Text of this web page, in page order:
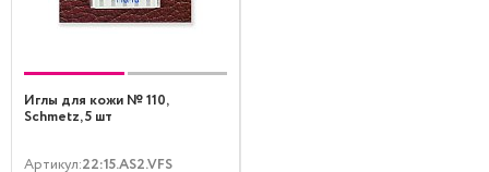
Иглы для кожи № 110,
Schmetz, 5 шт
Артикул:22:15.AS2.VFS